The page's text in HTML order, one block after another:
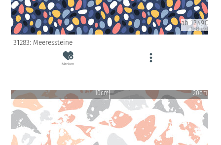
ab 12.49€
(inkl. USt)
31283: Meeressteine
Merken
10cm 20cm